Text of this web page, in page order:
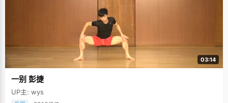
03:14
一别 彭捷
UP主: wys